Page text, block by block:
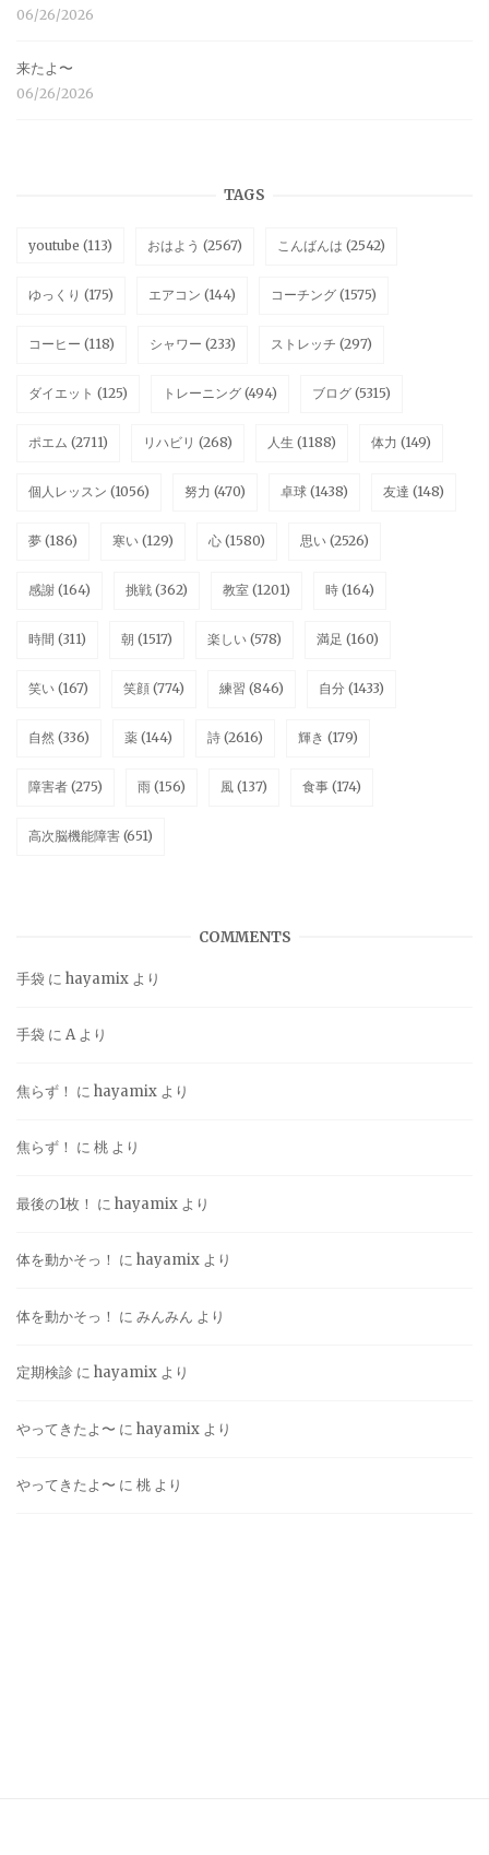
06/26/2026
来たよ〜
06/26/2026
TAGS
youtube (113) おはよう (2567) こんばんは (2542)
ゆっくり (175) エアコン (144) コーチング (1575)
コーヒー (118) シャワー (233) ストレッチ (297)
ダイエット (125) トレーニング (494) ブログ (5315)
ポエム (2711) リハビリ (268) 人生 (1188) 体力 (149)
個人レッスン (1056) 努力 (470) 卓球 (1438) 友達 (148)
夢 (186) 寒い (129) 心 (1580) 思い (2526)
感謝 (164) 挑戦 (362) 教室 (1201) 時 (164)
時間 (311) 朝 (1517) 楽しい (578) 満足 (160)
笑い (167) 笑顔 (774) 練習 (846) 自分 (1433)
自然 (336) 薬 (144) 詩 (2616) 輝き (179)
障害者 (275) 雨 (156) 風 (137) 食事 (174)
高次脳機能障害 (651)
COMMENTS
手袋 に hayamix より
手袋 に Aより
焦らず！ に hayamix より
焦らず！ に 桃 より
最後の1枚！ に hayamix より
体を動かそっ！ に hayamix より
体を動かそっ！ に みんみん より
定期検診 に hayamix より
やってきたよ〜 に hayamix より
やってきたよ〜 に 桃 より